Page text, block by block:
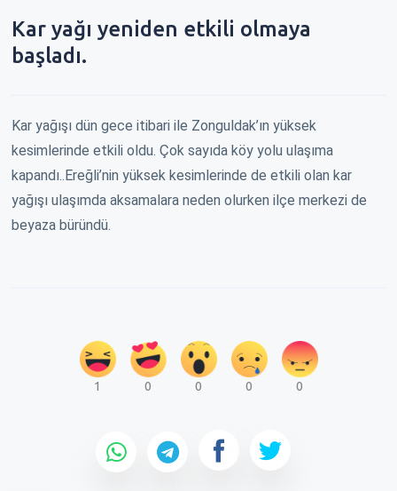
Kar yağı yeniden etkili olmaya
başladı.
Kar yağışı dün gece itibari ile Zonguldak’ın yüksek
kesimlerinde etkili oldu. Çok sayıda köy yolu ulaşıma
kapandı..Ereğli’nin yüksek kesimlerinde de etkili olan kar
yağışı ulaşımda aksamalara neden olurken ilçe merkezi de
beyaza büründü.
1 0 0 0 0